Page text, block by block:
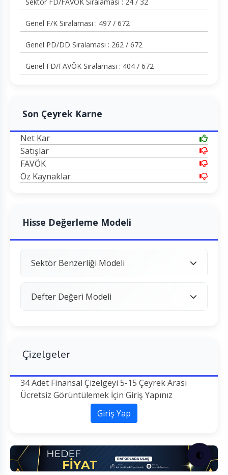
🌓
Genel F/K Sıralaması : 497 / 672
Genel PD/DD Sıralaması : 262 / 672
Genel FD/FAVÖK Sıralaması : 404 / 672
Son Çeyrek Karne
Net Kar
Satışlar
FAVÖK
Öz Kaynaklar
Hisse Değerleme Modeli
Sektör Benzerliği Modeli
Defter Değeri Modeli
Çizelgeler
34 Adet Finansal Çizelgeyi 5-15 Çeyrek Arası
Ücretsiz Görüntülemek İçin Giriş Yapınız
Giriş Yap